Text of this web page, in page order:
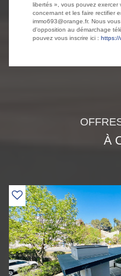
libertés », vous pouvez
concernant et les faire rectifier
immo693@orange.fr. Nous
d'opposition au démarchage
pouvez vous inscrire ici : https://
À